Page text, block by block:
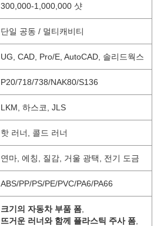
300,000-1,000,000 샷
단일 공동 / 멀티캐비티
UG, CAD, Pro/E, AutoCAD, 솔리드웍스
P20/718/738/NAK80/S136
LKM, 하스코, JLS
핫 러너, 콜드 러너
연마, 에칭, 질감, 거울 광택, 전기 도금
ABS/PP/PS/PE/PVC/PA6/PA66
크기의 자동차 부품 폼
뜨거운 러너와 함께 플라스틱 주사 폼